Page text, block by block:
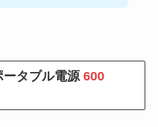
ータブル電源600